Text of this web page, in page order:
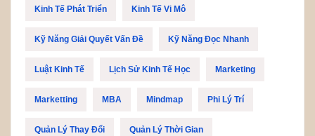
Kinh Tế Phát Triển Kinh Tế Vi Mô
Kỹ Năng Giải Quyết Vấn Đề Kỹ Năng Đọc Nhanh
Luật Kinh Tế Lịch Sử Kinh Tế Học Marketing
Marketting MBA Mindmap Phi Lý Trí
Quản Lý Thay Đổi Quản Lý Thời Gian